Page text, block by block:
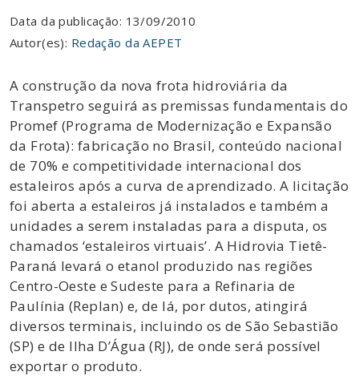
Data da publicação: 13/09/2010
Autor(es): Redação da AEPET
A construção da nova frota hidroviária da
Transpetro seguirá as premissas fundamentais do
Promef (Programa de Modernização e Expansão
da Frota): fabricação no Brasil, conteúdo nacional
de 70% e competitividade internacional dos
estaleiros após a curva de aprendizado. A licitação
foi aberta a estaleiros já instalados e também a
unidades a serem instaladas para a disputa, os
chamados ‘estaleiros virtuais’. A Hidrovia Tietê-
Paraná levará o etanol produzido nas regiões
Centro-Oeste e Sudeste para a Refinaria de
Paulínia (Replan) e, de lá, por dutos, atingirá
diversos terminais, incluindo os de São Sebastião
(SP) e de Ilha D’Água (RJ), de onde será possível
exportar o produto.